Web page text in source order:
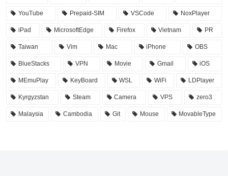
YouTube Prepaid-SIM VSCode NoxPlayer
iPad MicrosoftEdge Firefox Vietnam PR
Taiwan Vim Mac iPhone OBS
BlueStacks VPN Movie Gmail iOS
MEmuPlay KeyBoard WSL WiFi LDPlayer
Kyrgyzstan Steam Camera VPS zero3
Malaysia Cambodia Git Mouse MovableType